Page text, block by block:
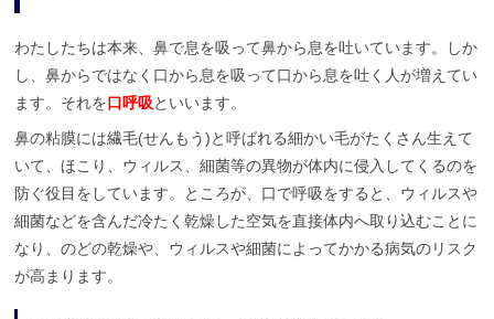
わたしたちは本来、鼻で息を吸って鼻から息を吐いています。しか
し、鼻からではなく口から息を吸って口から息を吐く人が増えてい
ます。それを口呼吸といいます。
鼻の粘膜には繊毛(せんもう)と呼ばれる細かい毛がたくさん生えて
いて、ほこり、ウィルス、細菌等の異物が体内に侵入してくるのを
防ぐ役目をしています。ところが、口で呼吸をすると、ウィルスや
細菌などを含んだ冷たく乾燥した空気を直接体内へ取り込むことに
なり、のどの乾燥や、ウィルスや細菌によってかかる病気のリスク
が高まります。